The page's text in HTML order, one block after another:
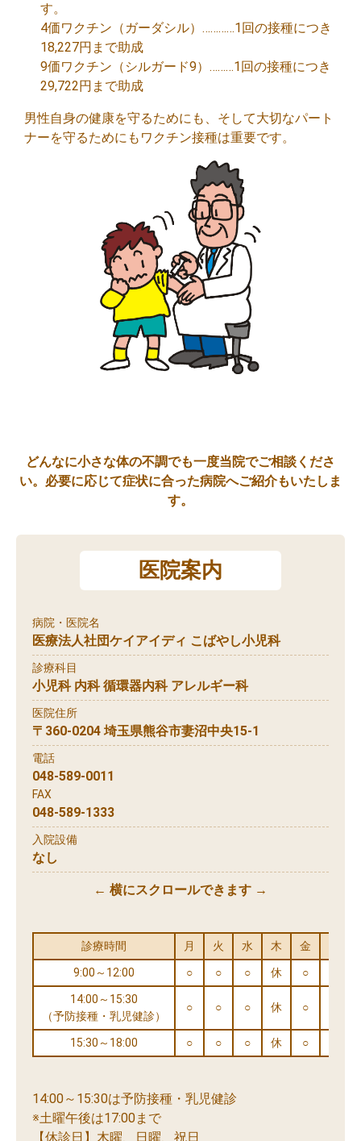
す。
4価ワクチン（ガーダシル）…………1回の接種につき
18,227円まで助成
9価ワクチン（シルガード9）………1回の接種につき
29,722円まで助成
男性自身の健康を守るためにも、そして大切なパート
ナーを守るためにもワクチン接種は重要です。
どんなに小さな体の不調でも一度当院でご相談くださ
い。必要に応じて症状に合った病院へご紹介もいたしま
す。
医院案内
病院・医院名
医療法人社団ケイアイディ こばやし小児科
診療科目
小児科 内科 循環器内科 アレルギー科
医院住所
〒360-0204 埼玉県熊谷市妻沼中央15-1
電話
048-589-0011
FAX
048-589-1333
入院設備
なし
← 横にスクロールできます →
診療時間 月 火 水 木 金
9:00～12:00 ○ ○ ○ 休 ○
14:00～15:30
（予防接種・乳児健診）
○ ○ ○ 休 ○
15:30～18:00 ○ ○ ○ 休 ○
14:00～15:30は予防接種・乳児健診
※土曜午後は17:00まで
【休診日】木曜、日曜、祝日